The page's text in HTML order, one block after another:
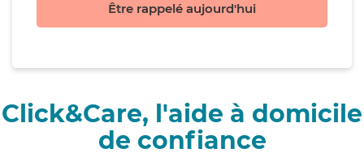
Être rappelé aujourd'hui
Click&Care, l'aide à domicile
de confiance